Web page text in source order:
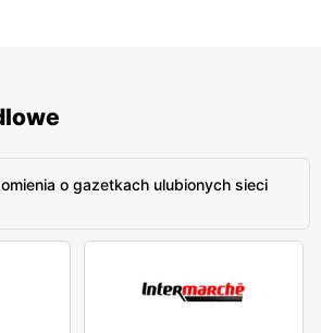
o gazetkach ulubionych sieci